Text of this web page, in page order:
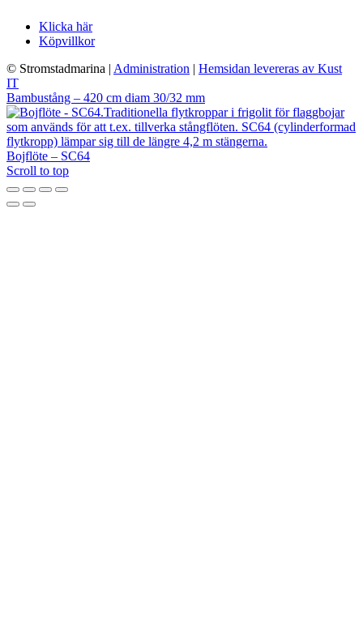
Klicka här
Köpvillkor
© Stromstadmarina | Administration | Hemsidan levereras av Kust
IT
Bambustång – 420 cm diam 30/32 mm
Bojflöte – SC64
Scroll to top